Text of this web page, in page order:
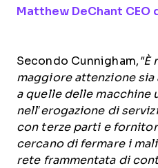
Matthew DeChant CEO
Secondo Cunnigham, "È
maggiore attenzione
a quelle delle macchine
nell’erogazione di
con terze parti e
cercano di fermare i
rete frammentata di